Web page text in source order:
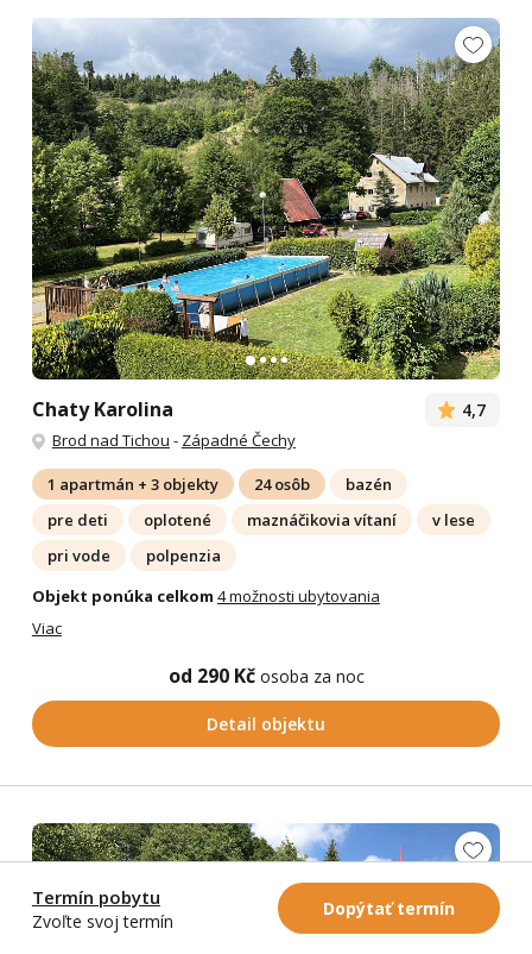
Termín pobytu
Zvoľte svoj termín
Dopýtať termín
Chaty Karolina 4,7
Brod nad Tichou - Západné Čechy
1 apartmán + 3 objekty 24 osôb
bazén
pre deti
oplotené maznáčikovia vítaní
v lese
pri vode
polpenzia
Objekt ponúka celkom 4 možnosti ubytovania
Viac
od 290 Kč osoba za noc
Detail objektu